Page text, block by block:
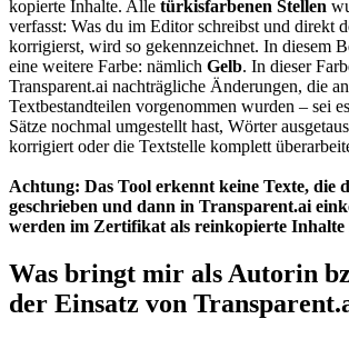
kopierte Inhalte. Alle türkisfarbenen Stellen
verfasst: Was du im Editor schreibst und direkt
korrigierst, wird so gekennzeichnet. In diesem
eine weitere Farbe: nämlich Gelb. In dieser
Transparent.ai nachträgliche Änderungen, die
Textbestandteilen vorgenommen wurden – sei
Sätze nochmal umgestellt hast, Wörter
korrigiert oder die Textstelle komplett
Achtung: Das Tool erkennt keine Texte, die
geschrieben und dann in Transparent.ai
werden im Zertifikat als reinkopierte
Was bringt mir als Autorin
der Einsatz von